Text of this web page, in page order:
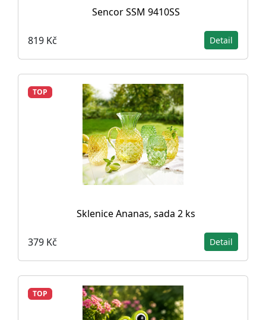
Sencor SSM 9410SS
819 Kč Detail
TOP
Sklenice Ananas, sada 2 ks
379 Kč Detail
TOP